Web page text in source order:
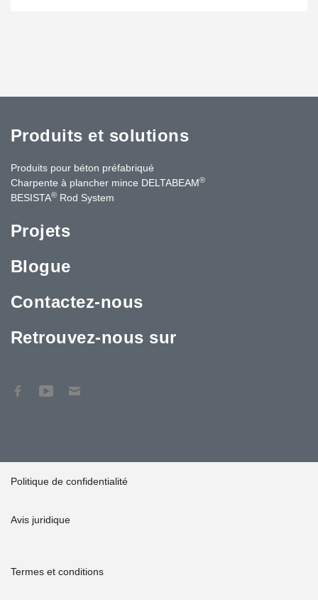
Produits et solutions
Produits pour béton préfabriqué
Charpente à plancher mince DELTABEAM®
BESISTA® Rod System
Projets
Blogue
Contactez-nous
Retrouvez-nous sur
Politique de confidentialité
Avis juridique
Termes et conditions